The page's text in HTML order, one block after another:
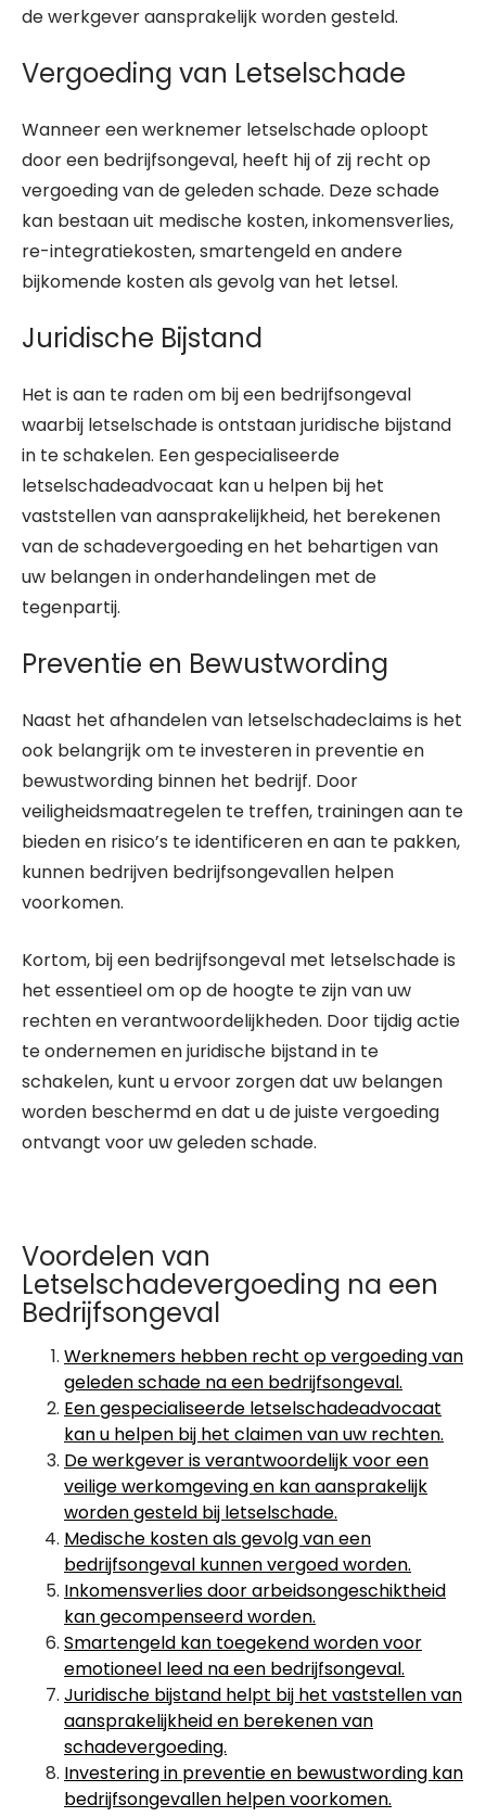
de werkgever aansprakelijk worden gesteld.
Vergoeding van Letselschade
Wanneer een werknemer letselschade oploopt
door een bedrijfsongeval, heeft hij of zij recht op
vergoeding van de geleden schade. Deze schade
kan bestaan uit medische kosten, inkomensverlies,
re-integratiekosten, smartengeld en andere
bijkomende kosten als gevolg van het letsel.
Juridische Bijstand
Het is aan te raden om bij een bedrijfsongeval
waarbij letselschade is ontstaan juridische bijstand
in te schakelen. Een gespecialiseerde
letselschadeadvocaat kan u helpen bij het
vaststellen van aansprakelijkheid, het berekenen
van de schadevergoeding en het behartigen van
uw belangen in onderhandelingen met de
tegenpartij.
Preventie en Bewustwording
Naast het afhandelen van letselschadeclaims is het
ook belangrijk om te investeren in preventie en
bewustwording binnen het bedrijf. Door
veiligheidsmaatregelen te treffen, trainingen aan te
bieden en risico’s te identificeren en aan te pakken,
kunnen bedrijven bedrijfsongevallen helpen
voorkomen.
Kortom, bij een bedrijfsongeval met letselschade is
het essentieel om op de hoogte te zijn van uw
rechten en verantwoordelijkheden. Door tijdig actie
te ondernemen en juridische bijstand in te
schakelen, kunt u ervoor zorgen dat uw belangen
worden beschermd en dat u de juiste vergoeding
ontvangt voor uw geleden schade.
Voordelen van
Letselschadevergoeding na een
Bedrijfsongeval
Werknemers hebben recht op vergoeding van
geleden schade na een bedrijfsongeval.
Een gespecialiseerde letselschadeadvocaat
kan u helpen bij het claimen van uw rechten.
De werkgever is verantwoordelijk voor een
veilige werkomgeving en kan aansprakelijk
worden gesteld bij letselschade.
Medische kosten als gevolg van een
bedrijfsongeval kunnen vergoed worden.
Inkomensverlies door arbeidsongeschiktheid
kan gecompenseerd worden.
Smartengeld kan toegekend worden voor
emotioneel leed na een bedrijfsongeval.
Juridische bijstand helpt bij het vaststellen van
aansprakelijkheid en berekenen van
schadevergoeding.
Investering in preventie en bewustwording kan
bedrijfsongevallen helpen voorkomen.